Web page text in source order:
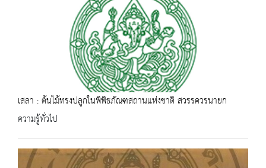
เสลา : ต้นไม้ทรงปลูกในพิพิธภัณฑสถานแห่งชาติ สวรรควรนายก
ความรู้ทั่วไป